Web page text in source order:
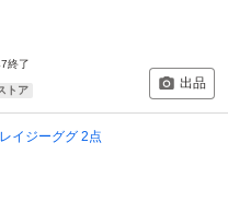
終了
トア 出品
イジーググ 2点